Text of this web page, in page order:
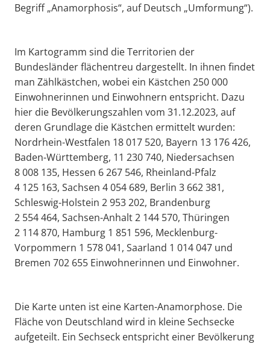
Begriff „Anamorphosis“, auf Deutsch „Umformung“).
Im Kartogramm sind die Territorien der
Bundesländer flächentreu dargestellt. In ihnen findet
man Zählkästchen, wobei ein Kästchen 250 000
Einwohnerinnen und Einwohnern entspricht. Dazu
hier die Bevölkerungszahlen vom 31.12.2023, auf
deren Grundlage die Kästchen ermittelt wurden:
Nordrhein-Westfalen 18 017 520, Bayern 13 176 426,
Baden-Württemberg, 11 230 740, Niedersachsen
8 008 135, Hessen 6 267 546, Rheinland-Pfalz
4 125 163, Sachsen 4 054 689, Berlin 3 662 381,
Schleswig-Holstein 2 953 202, Brandenburg
2 554 464, Sachsen-Anhalt 2 144 570, Thüringen
2 114 870, Hamburg 1 851 596, Mecklenburg-
Vorpommern 1 578 041, Saarland 1 014 047 und
Bremen 702 655 Einwohnerinnen und Einwohner.
Die Karte unten ist eine Karten-Anamorphose. Die
Fläche von Deutschland wird in kleine Sechsecke
aufgeteilt. Ein Sechseck entspricht einer Bevölkerung